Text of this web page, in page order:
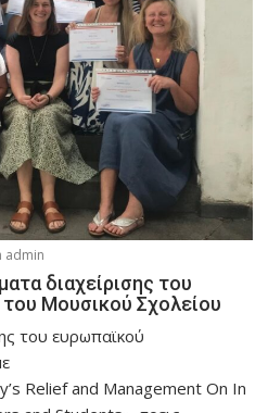
admin
διαχείρισης του
του Μουσικού Σχολείου
του ευρωπαϊκού
Relief and Management On In